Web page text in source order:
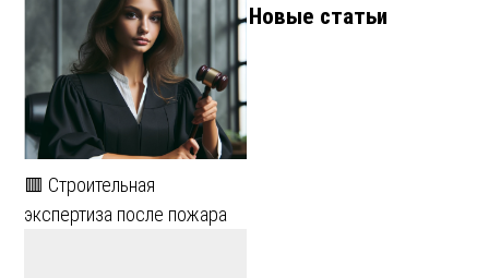
🟥 Строительная
экспертиза после пожара
Новые статьи